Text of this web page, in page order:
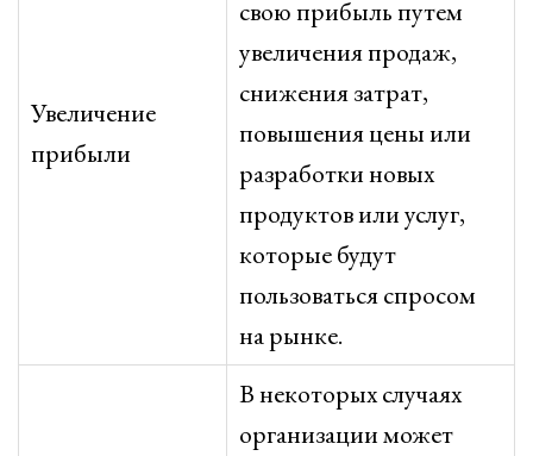
Увеличение
прибыли
свою прибыль путем
увеличения продаж,
снижения затрат,
повышения цены или
разработки новых
продуктов или услуг,
которые будут
пользоваться спросом
на рынке.
В некоторых случаях
организации может